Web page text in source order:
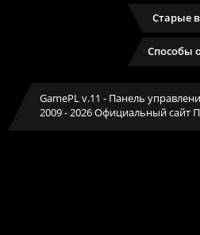
Старые
Способы
GamePL v.11 - Панель
2009 - 2026 Официальный сайт